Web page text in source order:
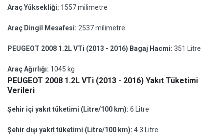
Araç Yüksekliği: 1557 milimetre
Araç Dingil Mesafesi: 2537 milimetre
PEUGEOT 2008 1.2L VTi (2013 - 2016) Bagaj Hacmi: 351 Litre
Araç Ağırlığı: 1045 kg
PEUGEOT 2008 1.2L VTi (2013 - 2016) Yakıt Tüketimi
Verileri
Şehir içi yakıt tüketimi (Litre/100 km): 6 Litre
Şehir dışı yakıt tüketimi (Litre/100 km): 4.3 Litre